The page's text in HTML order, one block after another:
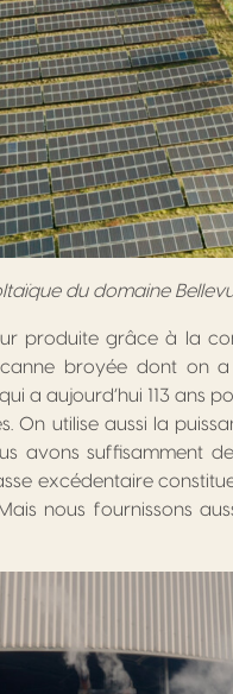
du domaine
produite grâce à la
broyée dont on
a aujourd’hui 113 ans
On utilise aussi la
avons suffisamment
excédentaire
nous fournissons